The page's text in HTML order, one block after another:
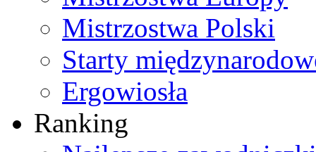
Mistrzostwa Polski
Starty
Ergowiosła
Ranking